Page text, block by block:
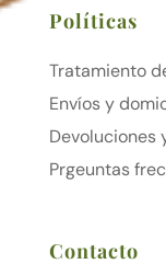
Políticas
Tratamiento
Envíos y
Devoluciones
Prgeuntas
Contacto